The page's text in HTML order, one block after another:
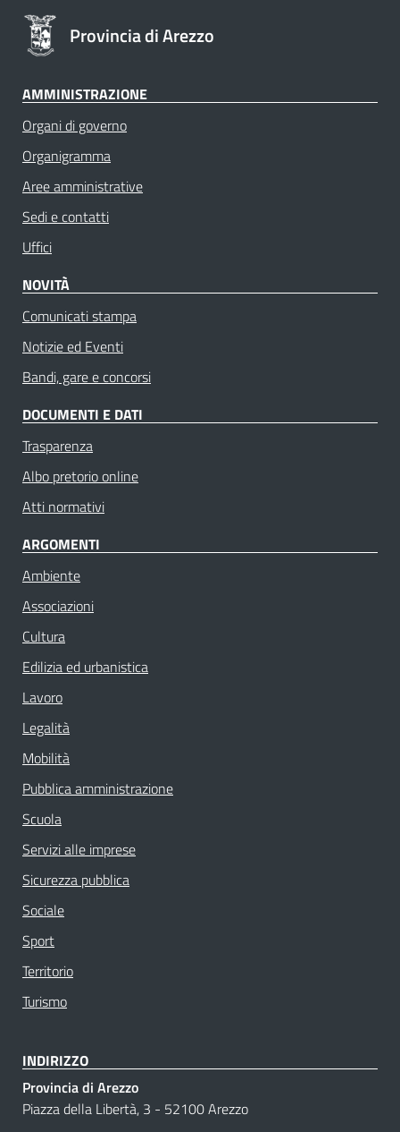
Provincia di Arezzo
AMMINISTRAZIONE
Organi di governo
Organigramma
Aree amministrative
Sedi e contatti
Uffici
NOVITÀ
Comunicati stampa
Notizie ed Eventi
Bandi, gare e concorsi
DOCUMENTI E DATI
Trasparenza
Albo pretorio online
Atti normativi
ARGOMENTI
Ambiente
Associazioni
Cultura
Edilizia ed urbanistica
Lavoro
Legalità
Mobilità
Pubblica amministrazione
Scuola
Servizi alle imprese
Sicurezza pubblica
Sociale
Sport
Territorio
Turismo
INDIRIZZO
Provincia di Arezzo
Piazza della Libertà, 3 - 52100 Arezzo